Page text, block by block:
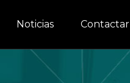
Noticias Contactar